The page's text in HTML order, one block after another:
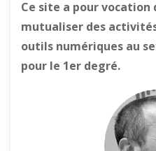
Ce site a pour vocation
mutualiser des
outils numériques au
pour le 1er degré.